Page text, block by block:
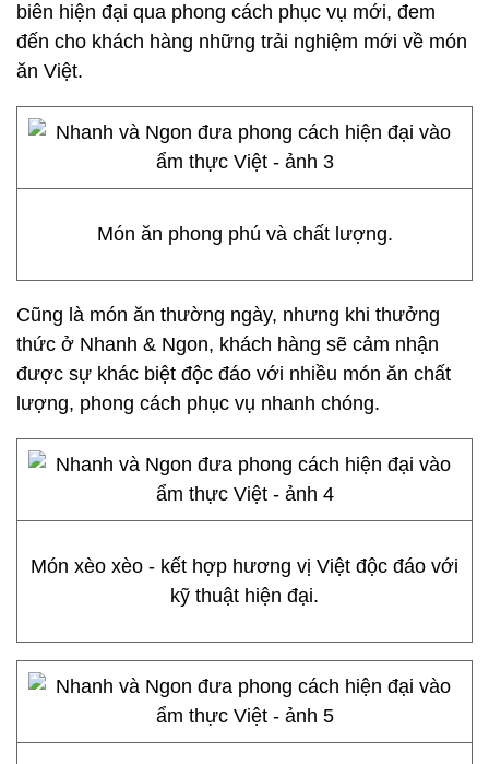
biên hiện đại qua phong cách phục vụ mới, đem
đến cho khách hàng những trải nghiệm mới về món
ăn Việt.
Món ăn phong phú và chất lượng.
Cũng là món ăn thường ngày, nhưng khi thưởng
thức ở Nhanh & Ngon, khách hàng sẽ cảm nhận
được sự khác biệt độc đáo với nhiều món ăn chất
lượng, phong cách phục vụ nhanh chóng.
Món xèo xèo - kết hợp hương vị Việt độc đáo với
kỹ thuật hiện đại.